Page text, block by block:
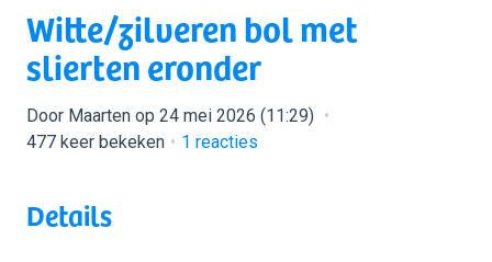
Witte/zilveren bol met
slierten eronder
Door Maarten op 24 mei 2026 (11:29)
477 keer bekeken
1 reacties
Details